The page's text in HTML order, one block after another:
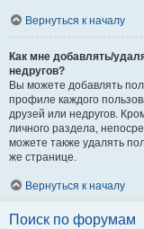
Вернуться к началу
Как мне добавлять/
недругов?
Вы можете добавлять
профиле каждого
друзей или недругов.
личного раздела,
можете также удалять
же странице.
Вернуться к началу
Поиск по форумам